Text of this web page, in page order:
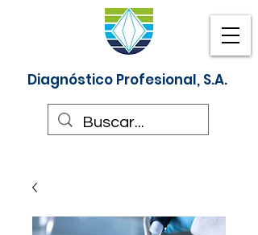
Diagnóstico Profesional, S.A.